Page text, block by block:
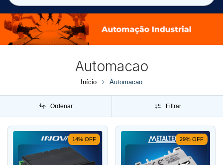
Automacao
Início Automacao
Ordenar Filtrar
14% OFF 29% OFF